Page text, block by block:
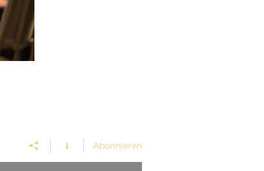
Abonnieren